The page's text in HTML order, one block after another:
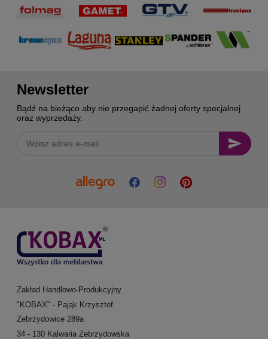
Newsletter
Bądź na bieżąco aby nie przegapić żadnej oferty specjalnej
oraz wyprzedaży.
Zakład Handlowo-Produkcyjny
"KOBAX" - Pająk Krzysztof
Zebrzydowice 289a
34 - 130 Kalwaria Zebrzydowska